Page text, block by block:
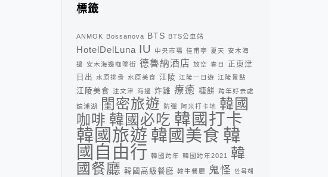
標籤
ANMOK Bossanova BTS BTS公車站
HotelDelLuna IU 中央市場 佳甫亭 夏天 安木海
邊 安木海邊咖啡街 德魯納酒店 放空 春日
正東津
日出 水原排骨 水原美食 江陵 江陵一日遊 江陵景點
江陵美食 注文津 海邊 炸雞 療癒 糖餅 跨年好去處
鏡浦湖 閨密旅遊 防彈 阿米打卡地
韓國
咖啡 韓國必吃 韓國打卡
韓國旅遊 韓國美食 韓
國自由行 韓國跨年 韓國跨年2021
韓
國餐廳 韓國高級餐廳 韓牛餐廳 鬼怪 안목해